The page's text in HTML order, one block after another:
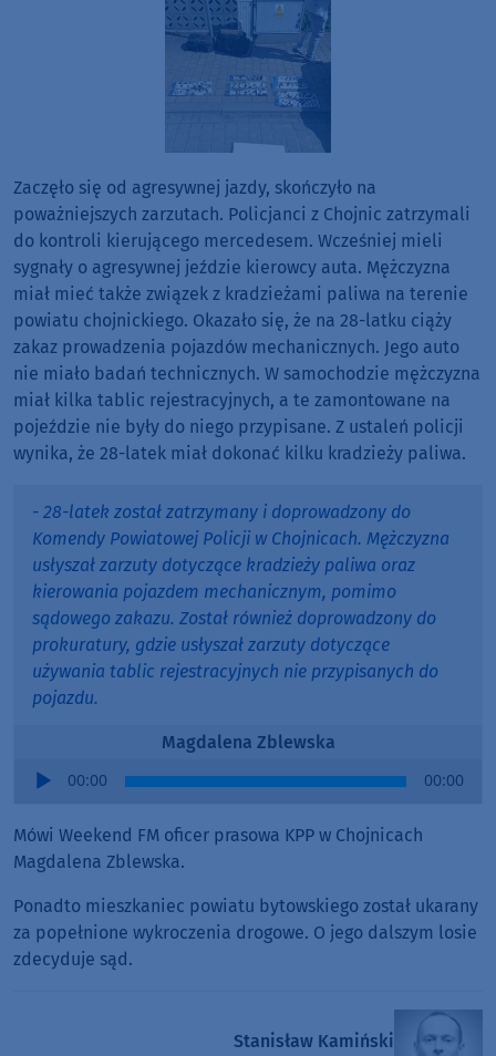
Zaczęło się od agresywnej jazdy, skończyło na
poważniejszych zarzutach. Policjanci z Chojnic zatrzymali
do kontroli kierującego mercedesem. Wcześniej mieli
sygnały o agresywnej jeździe kierowcy auta. Mężczyzna
miał mieć także związek z kradzieżami paliwa na terenie
powiatu chojnickiego. Okazało się, że na 28-latku ciąży
zakaz prowadzenia pojazdów mechanicznych. Jego auto
nie miało badań technicznych. W samochodzie mężczyzna
miał kilka tablic rejestracyjnych, a te zamontowane na
pojeździe nie były do niego przypisane. Z ustaleń policji
wynika, że 28-latek miał dokonać kilku kradzieży paliwa.
- 28-latek został zatrzymany i doprowadzony do
Komendy Powiatowej Policji w Chojnicach. Mężczyzna
usłyszał zarzuty dotyczące kradzieży paliwa oraz
kierowania pojazdem mechanicznym, pomimo
sądowego zakazu. Został również doprowadzony do
prokuratury, gdzie usłyszał zarzuty dotyczące
używania tablic rejestracyjnych nie przypisanych do
pojazdu.
Magdalena Zblewska
Audio
00:00 00:00
Mówi Weekend FM oficer prasowa KPP w Chojnicach
Magdalena Zblewska.
Ponadto mieszkaniec powiatu bytowskiego został ukarany
za popełnione wykroczenia drogowe. O jego dalszym losie
zdecyduje sąd.
Stanisław Kamiński